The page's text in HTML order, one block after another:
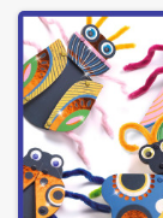
l'idée de
apprentissage
d'activités
picotage, et
leurs
Transformez
découverte et